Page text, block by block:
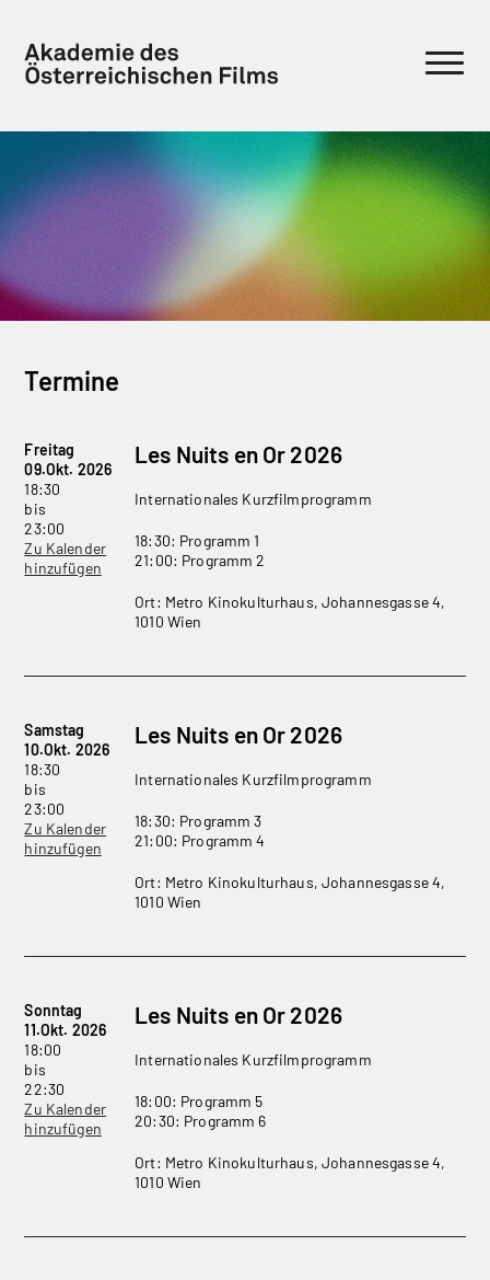
Termine
Freitag
09.Okt. 2026
18:30
bis
23:00
Zu Kalender
hinzufügen
Les Nuits en Or 2026
Internationales Kurzfilmprogramm
18:30: Programm 1
21:00: Programm 2
Ort: Metro Kinokulturhaus, Johannesgasse 4,
1010 Wien
Samstag
10.Okt. 2026
18:30
bis
23:00
Zu Kalender
hinzufügen
Les Nuits en Or 2026
Internationales Kurzfilmprogramm
18:30: Programm 3
21:00: Programm 4
Ort: Metro Kinokulturhaus, Johannesgasse 4,
1010 Wien
Sonntag
11.Okt. 2026
18:00
bis
22:30
Zu Kalender
hinzufügen
Les Nuits en Or 2026
Internationales Kurzfilmprogramm
18:00: Programm 5
20:30: Programm 6
Ort: Metro Kinokulturhaus, Johannesgasse 4,
1010 Wien